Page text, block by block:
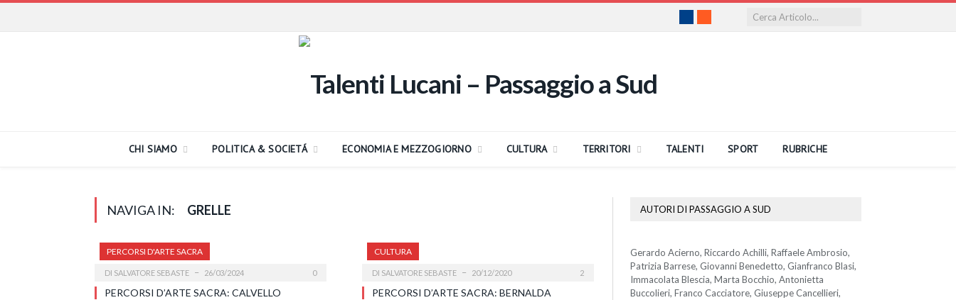
CHI SIAMO POLITICA & SOCIETÁ ECONOMIA E MEZZOGIORNO CULTURA TERRITORI TALENTI SPORT RUBRICHE
NAVIGA IN: GRELLE
PERCORSI D'ARTE SACRA
DI SALVATORE SEBASTE 26/03/2024 0
PERCORSI D’ARTE SACRA: CALVELLO
CULTURA
DI SALVATORE SEBASTE 20/12/2020 2
PERCORSI D’ARTE SACRA: BERNALDA
AUTORI DI PASSAGGIO A SUD
Gerardo Acierno, Riccardo Achilli, Raffaele Ambrosio,
Patrizia Barrese, Giovanni Benedetto, Gianfranco Blasi,
Immacolata Blescia, Marta Bocchio, Antonietta
Buccolieri, Franco Cacciatore, Giuseppe Cancellieri,